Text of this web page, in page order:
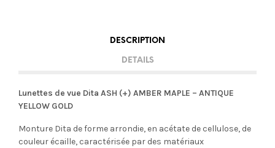
DESCRIPTION
DETAILS
Lunettes de vue Dita ASH (+) AMBER MAPLE – ANTIQUE
YELLOW GOLD
Monture Dita de forme arrondie, en acétate de cellulose, de
couleur écaille, caractérisée par des matériaux